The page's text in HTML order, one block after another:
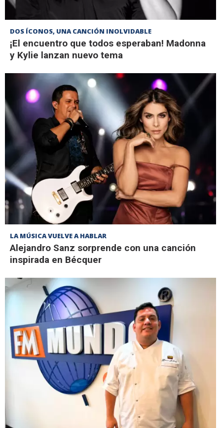
DOS ÍCONOS, UNA CANCIÓN INOLVIDABLE
¡El encuentro que todos esperaban! Madonna
y Kylie lanzan nuevo tema
LA MÚSICA VUELVE A HABLAR
Alejandro Sanz sorprende con una canción
inspirada en Bécquer